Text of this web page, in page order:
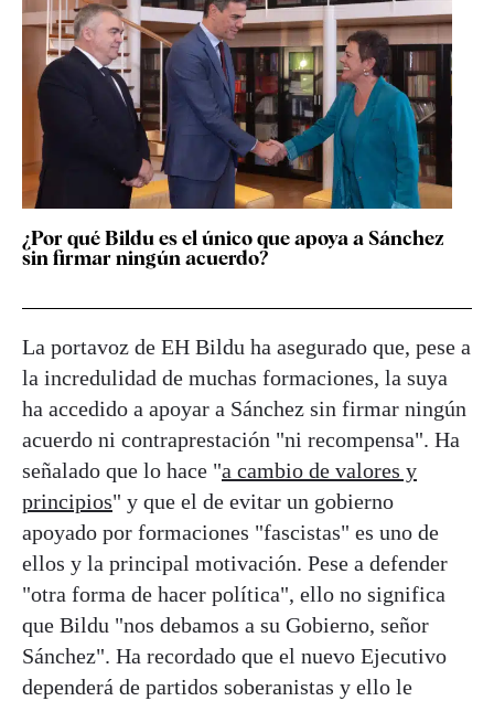
¿Por qué Bildu es el único que apoya a Sánchez
sin firmar ningún acuerdo?
La portavoz de EH Bildu ha asegurado que, pese a
la incredulidad de muchas formaciones, la suya
ha accedido a apoyar a Sánchez sin firmar ningún
acuerdo ni contraprestación "ni recompensa". Ha
señalado que lo hace "a cambio de valores y
principios" y que el de evitar un gobierno
apoyado por formaciones "fascistas" es uno de
ellos y la principal motivación. Pese a defender
"otra forma de hacer política", ello no significa
que Bildu "nos debamos a su Gobierno, señor
Sánchez". Ha recordado que el nuevo Ejecutivo
dependerá de partidos soberanistas y ello le